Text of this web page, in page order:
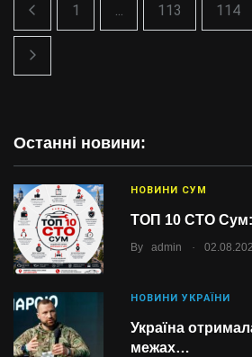
1 ... 113 114
Останні новини:
НОВИНИ СУМ
ТОП 10 СТО Сум:
By admin .
НОВИНИ УКРАЇНИ
Україна
межах…